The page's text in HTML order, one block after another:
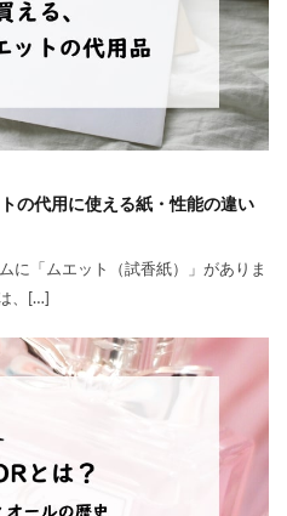
の代用に使える紙・性能の違い
に「ムエット（試香紙）」がありま
、[…]